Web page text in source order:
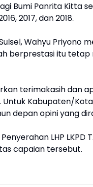
Bumi Panrita Kitta
2017, dan 2018.
Wahyu
berprestasi itu
terimakasih dan
Kabupaten/
depan opini yang
LHP
capaian tersebut.